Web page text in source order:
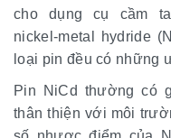
cho dụng cụ cầm
nickel-metal hydride
loại pin đều có những
Pin NiCd thường có
thân thiện với môi